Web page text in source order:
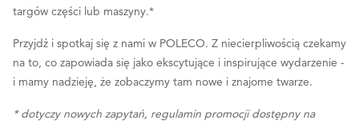
targów części lub maszyny.*
Przyjdź i spotkaj się z nami w POLECO. Z niecierpliwością czekamy
na to, co zapowiada się jako ekscytujące i inspirujące wydarzenie -
i mamy nadzieję, że zobaczymy tam nowe i znajome twarze.
* dotyczy nowych zapytań, regulamin promocji dostępny na